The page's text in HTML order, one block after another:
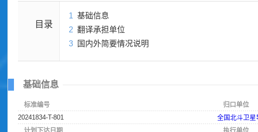
目录
1 基础信息
2 翻译承担单位
3
国内外简要情况说明
基础信息
标准编号
20241834-T-801
计划下达日期
归口单位
全国北斗卫星
执行单位